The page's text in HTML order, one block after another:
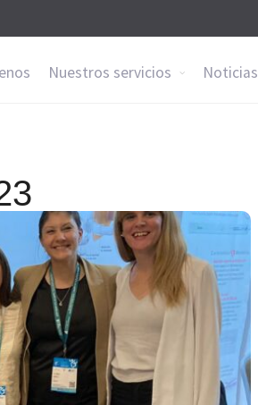
Nuestros servicios Noticias